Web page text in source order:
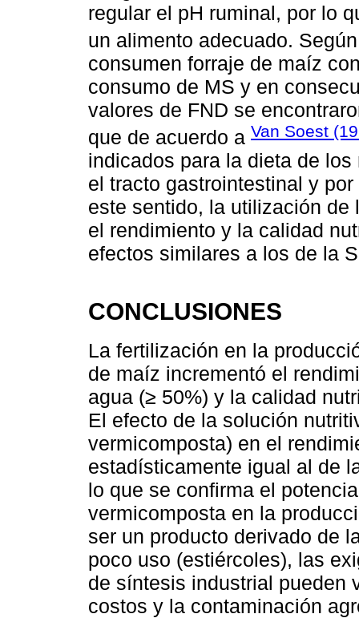
regular el pH ruminal, por lo
un alimento adecuado.
consumen forraje de maíz
consumo de MS y en
valores de FND se
que de acuerdo a Van Soest
indicados para la dieta de
el tracto gastrointestinal y
este sentido, la utilización de
el rendimiento y la calidad
efectos similares a los de la
CONCLUSIONES
La fertilización en la
de maíz incrementó el
agua (≥ 50%) y la calidad
El efecto de la solución
vermicomposta) en el
estadísticamente igual al de
lo que se confirma el
vermicomposta en la
ser un producto derivado de
poco uso (estiércoles), las
de síntesis industrial pueden
costos y la contaminación